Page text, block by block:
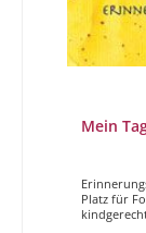
Mein
Platz für